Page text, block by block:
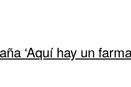
‘Aquí hay un